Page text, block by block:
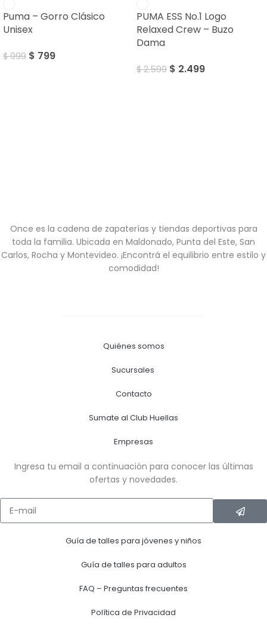
Puma – Gorro Clásico
Unisex
$999 $ 799
PUMA ESS No.1 Logo
Relaxed Crew – Buzo
Dama
$2.599 $ 2.499
Once es la cadena de zapaterías y tiendas deportivas para
toda la familia. Ubicada en Maldonado, Punta del Este, San
Carlos, Rocha y Montevideo. ¡Encontrá el equilibrio entre estilo y
comodidad!
Quiénes somos
Sucursales
Contacto
Sumate al Club Huellas
Empresas
Ingresa tu email a continuación para conocer las últimas
ofertas y novedades.
Guía de talles para jóvenes y niños
Guía de talles para adultos
FAQ – Preguntas frecuentes
Política de Privacidad